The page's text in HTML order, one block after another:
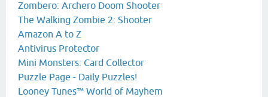
Zombero: Archero Doom Shooter
The Walking Zombie 2: Shooter
Amazon A to Z
Antivirus Protector
Mini Monsters: Card Collector
Puzzle Page - Daily Puzzles!
Looney Tunes™ World of Mayhem